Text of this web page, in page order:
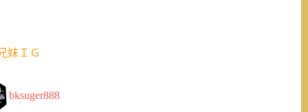
妹ＩＧ
bksuger888